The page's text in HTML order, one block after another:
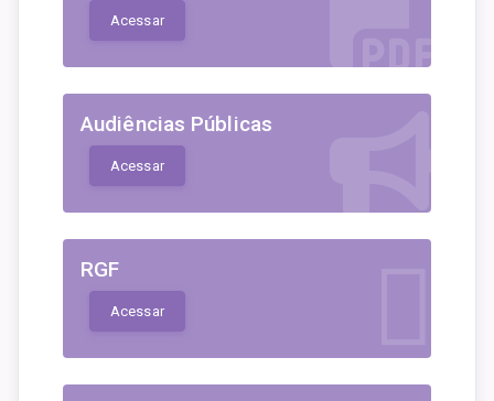
Acessar
Audiências Públicas
Acessar
RGF
Acessar